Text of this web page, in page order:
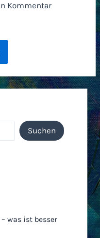
Kommentar
Suchen
was ist besser